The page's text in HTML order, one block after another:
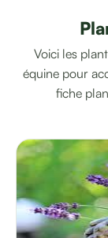
Voici les
équine pour
fiche